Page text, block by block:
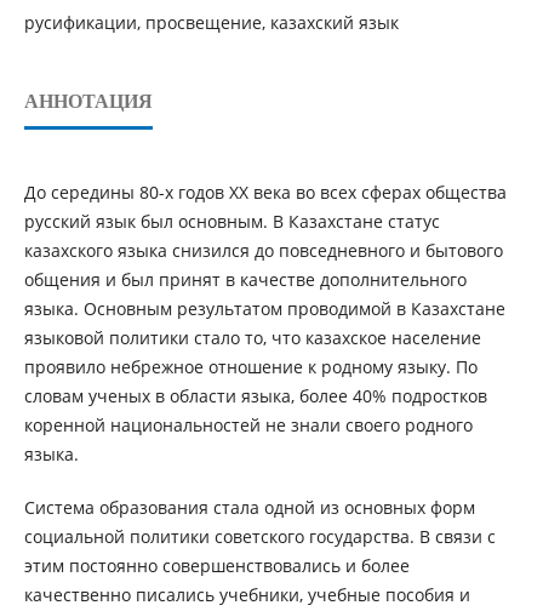
русификации, просвещение, казахский язык
АННОТАЦИЯ
До середины 80-х годов ХХ века во всех сферах общества
русский язык был основным. В Казахстане статус
казахского языка снизился до повседневного и бытового
общения и был принят в качестве дополнительного
языка. Основным результатом проводимой в Казахстане
языковой политики стало то, что казахское население
проявило небрежное отношение к родному языку. По
словам ученых в области языка, более 40% подростков
коренной национальностей не знали своего родного
языка.
Система образования стала одной из основных форм
социальной политики советского государства. В связи с
этим постоянно совершенствовались и более
качественно писались учебники, учебные пособия и